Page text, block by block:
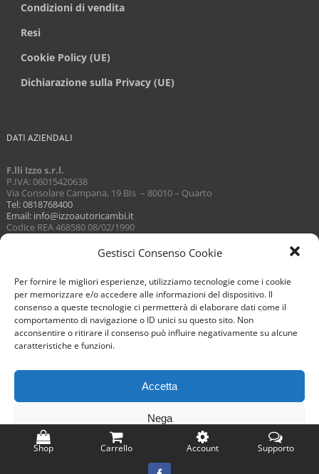
Gestisci Consenso Cookie
Per fornire le migliori esperienze, utilizziamo tecnologie come i cookie
per memorizzare e/o accedere alle informazioni del dispositivo. Il
consenso a queste tecnologie ci permetterà di elaborare dati come il
comportamento di navigazione o ID unici su questo sito. Non
acconsentire o ritirare il consenso può influire negativamente su alcune
caratteristiche e funzioni.
Accetta
Nega
Visualizza preferenze
Condizioni di vendita
Resi
Cookie Policy (UE)
Dichiarazione sulla Privacy (UE)
DATI AZIENDALI
F.lli Izzo s.r.l.
P.IVA: 06015420638
Via Consolare Campana, 19 BIs – 80010 – Quarto
Tel: 0818768400
Email: info@izzoautoricambi.it
Codice REA 468580 08/02/1990
Capitale sociale 3098,74
Shop Carrello Account Supporto